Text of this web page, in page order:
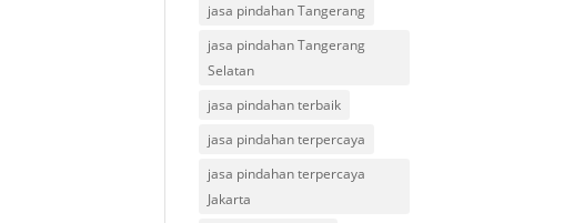
jasa pindahan Tangerang
jasa pindahan Tangerang
Selatan
jasa pindahan terbaik
jasa pindahan terpercaya
jasa pindahan terpercaya
Jakarta